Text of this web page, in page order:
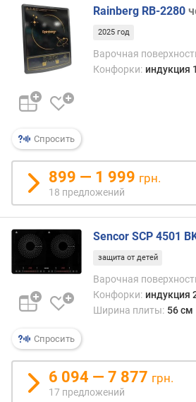
г
и
м
о
т
д
р
о
г
и
х
к
д
е
ш
е
ы
м
п
о
т
Спросить
Rainberg RB-2280
2025 год
Варочная
Конфорки: индукция
899 — 1 999 грн.
18 предложений
Спросить
Sencor SCP 4501
защита от детей
Варочная
Конфорки: индукция
Ширина плиты: 56 см
6 094 — 7 877 грн.
17 предложений